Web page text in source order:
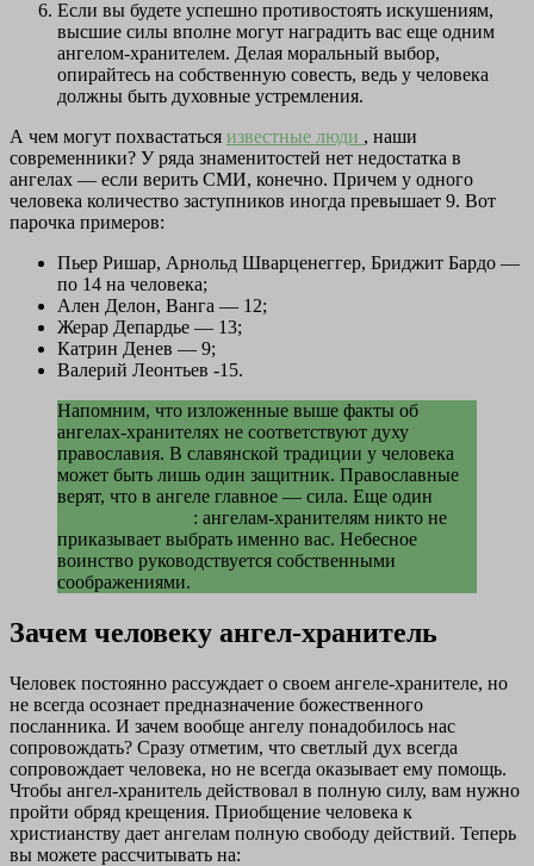
Если вы будете успешно противостоять искушениям,
высшие силы вполне могут наградить вас еще одним
ангелом-хранителем. Делая моральный выбор,
опирайтесь на собственную совесть, ведь у человека
должны быть духовные устремления.
А чем могут похвастаться известные люди , наши
современники? У ряда знаменитостей нет недостатка в
ангелах — если верить СМИ, конечно. Причем у одного
человека количество заступников иногда превышает 9. Вот
парочка примеров:
Пьер Ришар, Арнольд Шварценеггер, Бриджит Бардо —
по 14 на человека;
Ален Делон, Ванга — 12;
Жерар Депардье — 13;
Катрин Денев — 9;
Валерий Леонтьев -15.
Напомним, что изложенные выше факты об
ангелах-хранителях не соответствуют духу
православия. В славянской традиции у человека
может быть лишь один защитник. Православные
верят, что в ангеле главное — сила. Еще один
: ангелам-хранителям никто не
приказывает выбрать именно вас. Небесное
воинство руководствуется собственными
соображениями.
Зачем человеку ангел-хранитель
Человек постоянно рассуждает о своем ангеле-хранителе, но
не всегда осознает предназначение божественного
посланника. И зачем вообще ангелу понадобилось нас
сопровождать? Сразу отметим, что светлый дух всегда
сопровождает человека, но не всегда оказывает ему помощь.
Чтобы ангел-хранитель действовал в полную силу, вам нужно
пройти обряд крещения. Приобщение человека к
христианству дает ангелам полную свободу действий. Теперь
вы можете рассчитывать на: